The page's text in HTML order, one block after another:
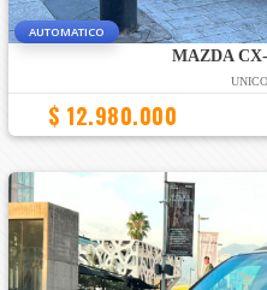
AUTOMATICO
MAZDA
$ 12.980.000